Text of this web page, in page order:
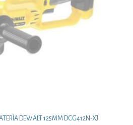
DEWALT 125MM DCG412N-XJ